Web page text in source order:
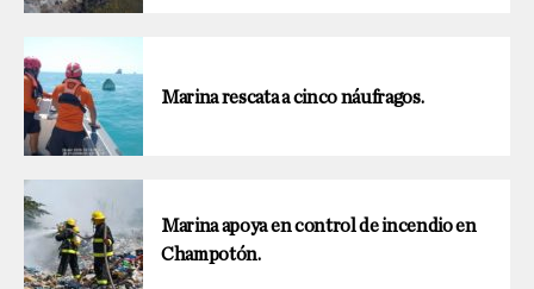
Marina rescata a cinco náufragos.
Marina apoya en control de incendio en
Champotón.